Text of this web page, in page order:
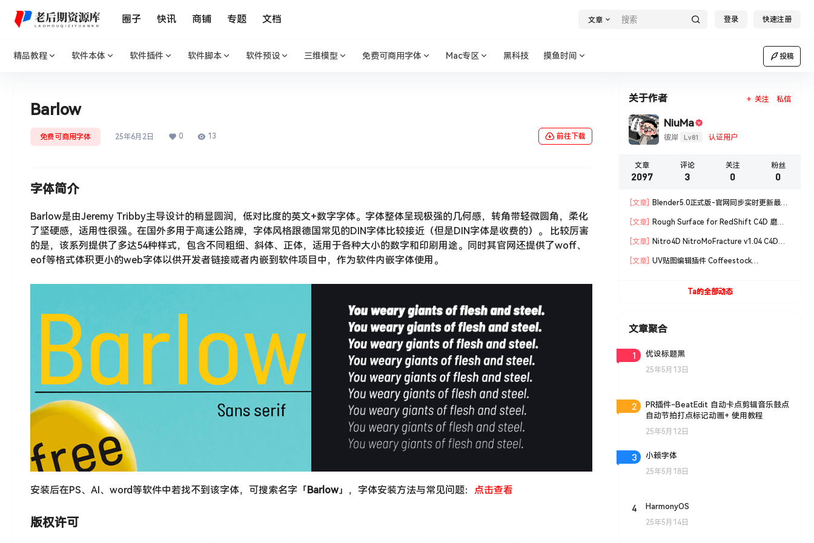
圈子 快讯 商铺 专题 文档 文章 登录 快速注册
精品教程 软件本体 软件插件 软件脚本 软件预设 三维模型 免费可商用字体 Mac专区 黑科技 摸鱼时间 投稿
Barlow
免费可商用字体 25年6月2日 0 13 前往下载
字体简介
Barlow是由Jeremy Tribby主导设计的稍显圆润，低对比度的英文+数字字体。字体整体呈现极强的几何感，转角带轻微圆角，柔化
了坚硬感，适用性很强。在国外多用于高速公路牌，字体风格跟德国常见的DIN字体比较接近（但是DIN字体是收费的）。 比较厉害
的是，该系列提供了多达54种样式，包含不同粗细、斜体、正体，适用于各种大小的数字和印刷用途。同时其官网还提供了woff、
eof等格式体积更小的web字体以供开发者链接或者内嵌到软件项目中，作为软件内嵌字体使用。
安装后在PS、AI、word等软件中若找不到该字体，可搜索名字「Barlow」，字体安装方法与常见问题： 点击查看
版权许可
关于作者 关注 私信
NiuMa
彼岸 Lv81 认证用户
文章
2097
评论
3
关注
0
粉丝
0
[文章]
Blender5.0正式版-官网同步实时更新最新
[文章]
Rough Surface for RedShift C4D 磨损
[文章]
Nitro4D NitroMoFracture v1.04 C4D插
[文章]
UV贴图编辑插件 Coffeestock
Ta的全部动态
文章聚合
1 优设标题黑
25年5月13日
2
PR插件-BeatEdit 自动卡点剪辑音乐鼓点
自动节拍打点标记动画+ 使用教程
25年5月12日
3 小赖字体
25年5月18日
4 HarmonyOS
25年5月14日